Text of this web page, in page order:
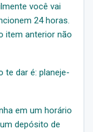
você vai
24 horas.
item anterior não
te dar é: planeje-
em um horário
depósito de